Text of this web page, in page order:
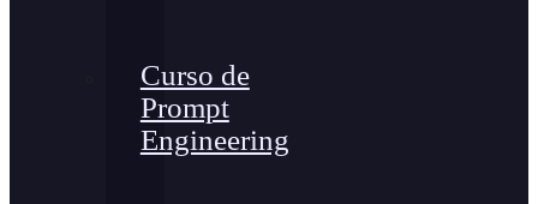
Curso de
Prompt
Engineering